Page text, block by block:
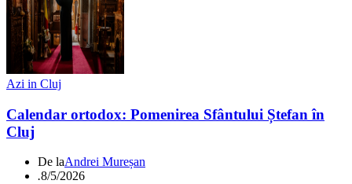
Azi in Cluj
Calendar ortodox: Pomenirea Sfântului Ștefan în
Cluj
De laAndrei Mureșan
.8/5/2026